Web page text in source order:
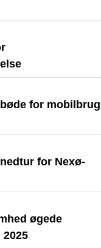
for mobilbrug
for Nexø-
øgede